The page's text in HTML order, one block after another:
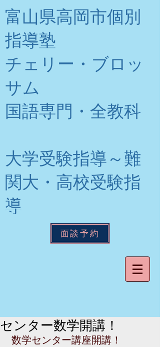
富山県高岡市個別
指導塾
チェリー・ブロッ
サム
​国語専門・全教科
大学受験指導～難
関大・高校受験指
導
面談予約
センター数学開講！
数学センター講座開講！